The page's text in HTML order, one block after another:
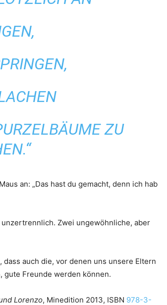
ZU
an: „Das hast du gemacht, denn ich hab
Zwei ungewöhnliche, aber
dass auch die, vor denen uns unsere Eltern
gute Freunde werden können.
Lorenzo, Minedition 2013, ISBN 978-3-